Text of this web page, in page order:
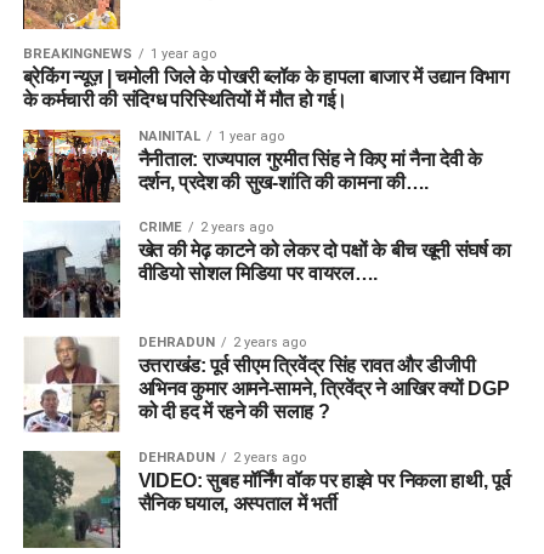
BREAKINGNEWS 1 year ago
ब्रेकिंग न्यूज़ | चमोली जिले के पोखरी ब्लॉक के हापला बाजार में उद्यान विभाग
के कर्मचारी की संदिग्ध परिस्थितियों में मौत हो गई।
NAINITAL 1 year ago
नैनीताल: राज्यपाल गुरमीत सिंह ने किए मां नैना देवी के
दर्शन, प्रदेश की सुख-शांति की कामना की….
CRIME 2 years ago
खेत की मेढ़ काटने को लेकर दो पक्षों के बीच खूनी संघर्ष का
वीडियो सोशल मिडिया पर वायरल….
DEHRADUN 2 years ago
उत्तराखंड: पूर्व सीएम त्रिवेंद्र सिंह रावत और डीजीपी
अभिनव कुमार आमने-सामने, त्रिवेंद्र ने आखिर क्यों DGP
को दी हद में रहने की सलाह ?
DEHRADUN 2 years ago
VIDEO: सुबह मॉर्निंग वॉक पर हाइवे पर निकला हाथी, पूर्व
सैनिक घयाल, अस्पताल में भर्ती